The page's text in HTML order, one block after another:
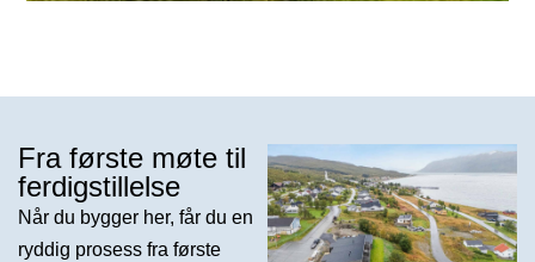
Fra første møte til
ferdigstillelse
Når du bygger her, får du en
ryddig prosess fra første